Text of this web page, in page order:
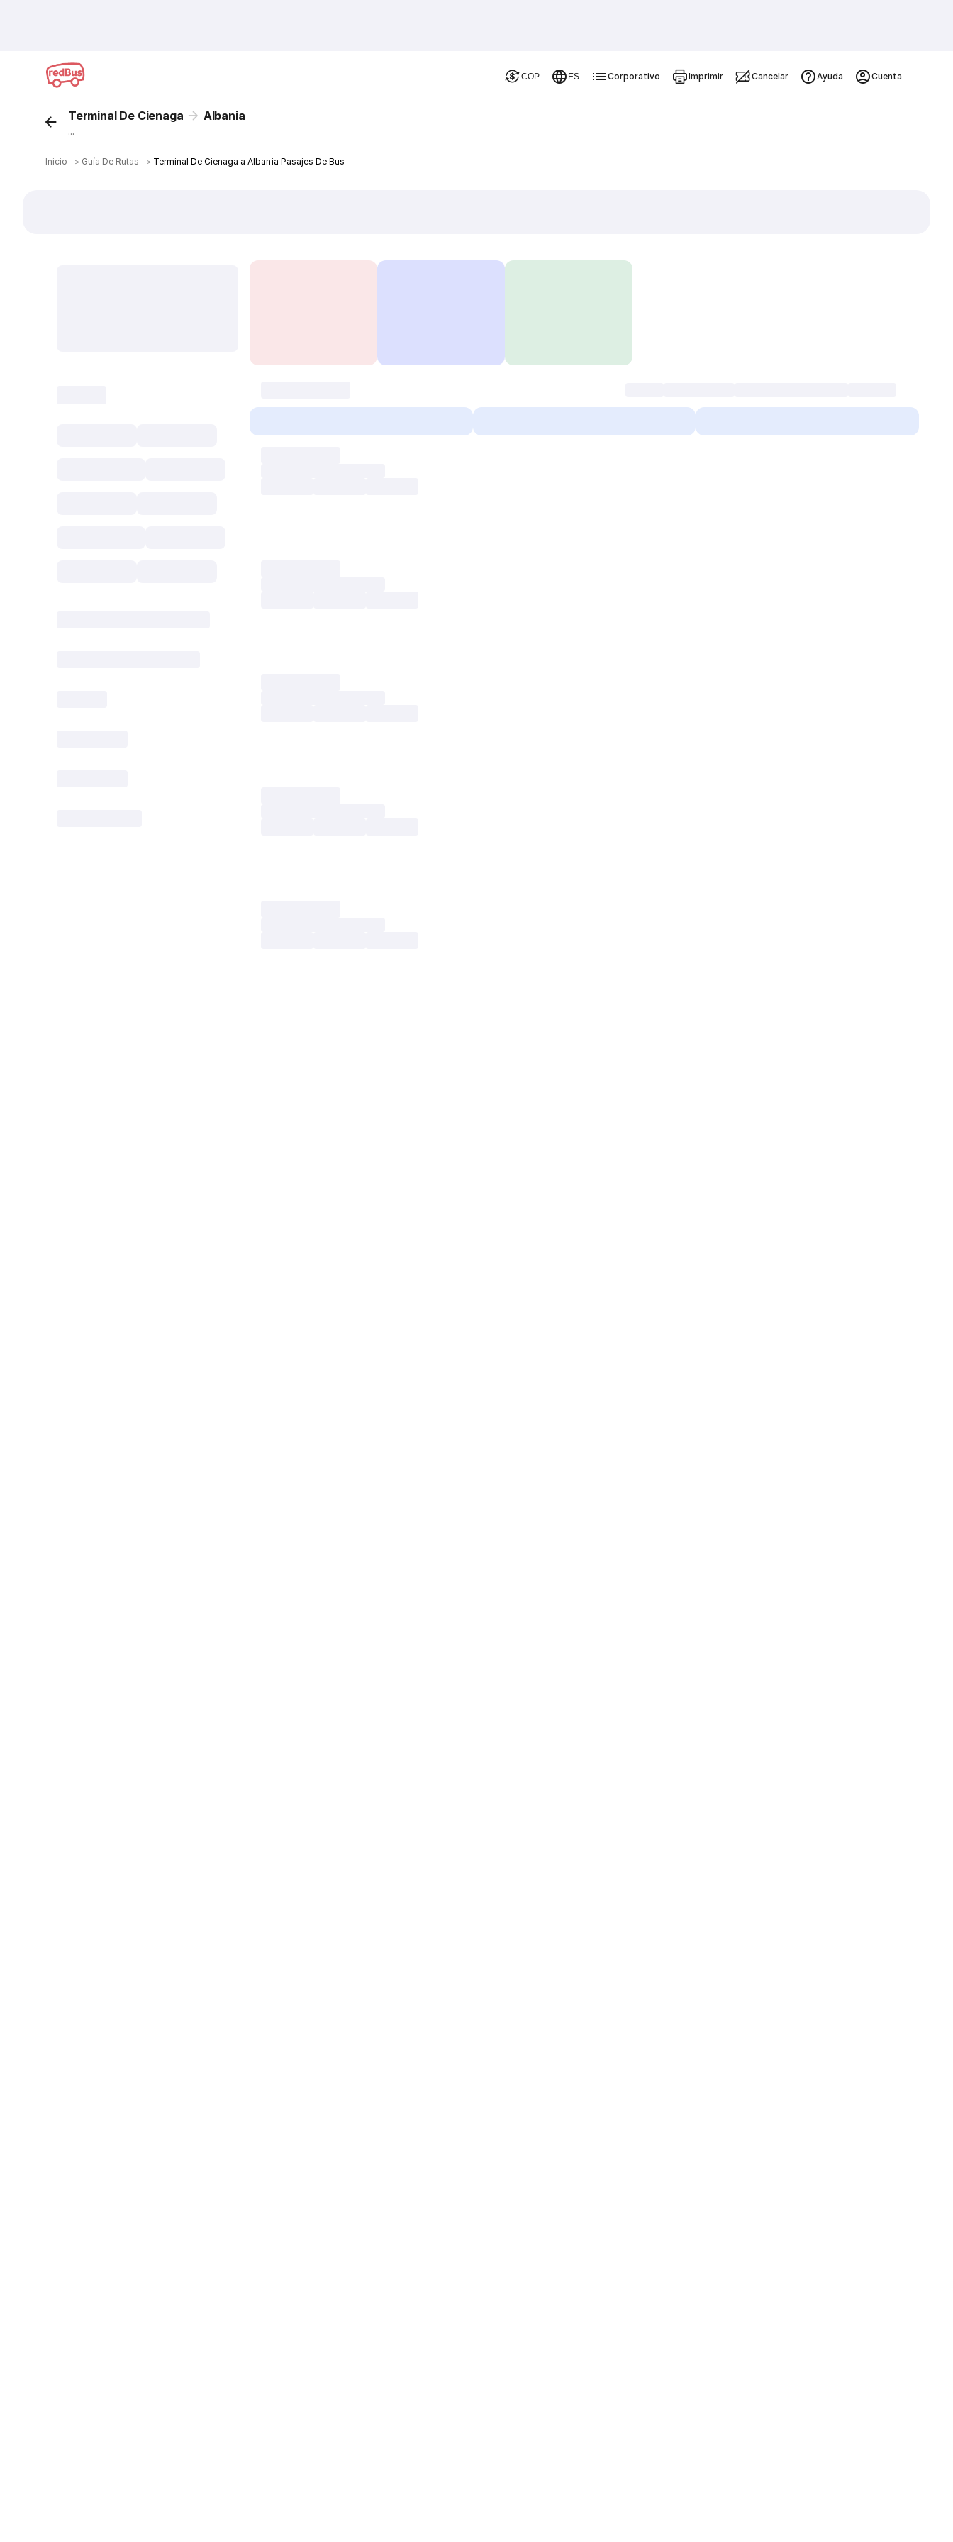
COP ES Corporativo Imprimir Cancelar Ayuda Cuenta
Terminal De Cienaga Albania
...
Inicio ＞ Guía De Rutas ＞ Terminal De Cienaga a Albania Pasajes De Bus